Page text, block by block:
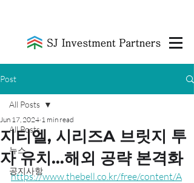
Post
All Posts
뉴스
공지사항
All Posts
지티엘, 시리즈A 브릿지 투
자 유치…해외 공략 본격화
Jun 17, 2024 1 min read
https://www.thebell.co.kr/free/content/A